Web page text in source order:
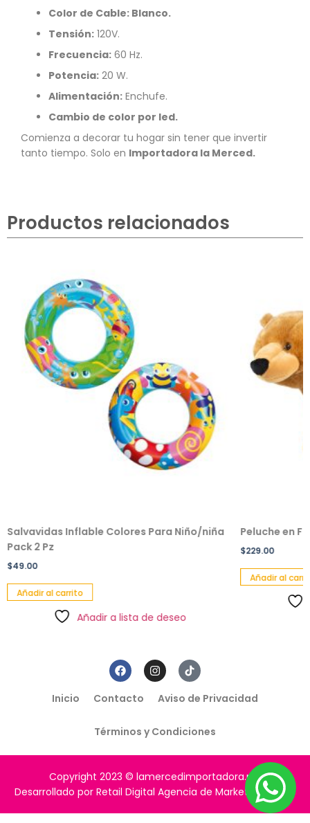
Color de Cable: Blanco.
Tensión: 120V.
Frecuencia: 60 Hz.
Potencia: 20 W.
Alimentación: Enchufe.
Cambio de color por led.
Comienza a decorar tu hogar sin tener que invertir
tanto tiempo. Solo en Importadora la Merced.
Productos relacionados
Salvavidas Inflable Colores Para Niño/niña
Pack 2 Pz
$49.00
Añadir al carrito
Añadir a lista de deseo
Peluche en
$229.00
Añadir al
Inicio Contacto Aviso de Privacidad
Términos y Condiciones
Copyright 2023 © lamercedimportadora.mx
Desarrollado por Retail Digital Agencia de Marketing Digital